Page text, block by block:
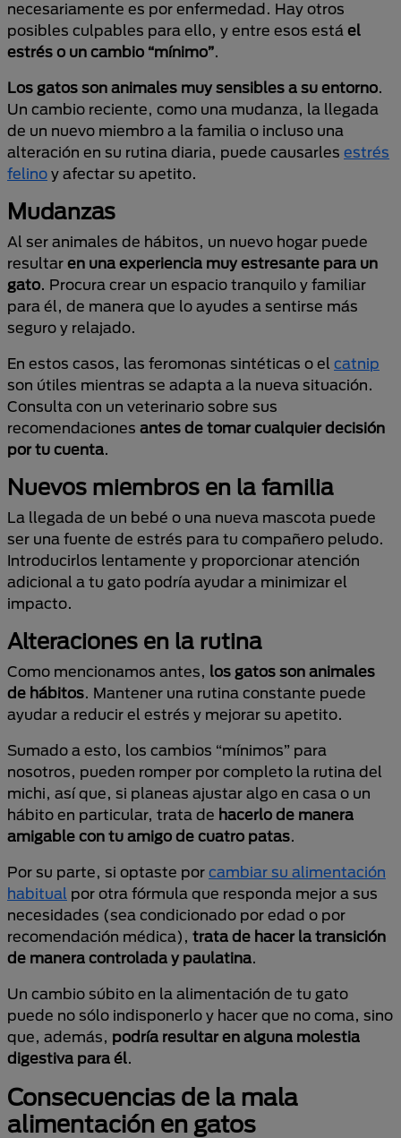
necesariamente es por enfermedad. Hay otros
posibles culpables para ello, y entre esos está el
estrés o un cambio “mínimo”.
Los gatos son animales muy sensibles a su entorno.
Un cambio reciente, como una mudanza, la llegada
de un nuevo miembro a la familia o incluso una
alteración en su rutina diaria, puede causarles estrés
felino y afectar su apetito.
Mudanzas
Al ser animales de hábitos, un nuevo hogar puede
resultar en una experiencia muy estresante para un
gato. Procura crear un espacio tranquilo y familiar
para él, de manera que lo ayudes a sentirse más
seguro y relajado.
En estos casos, las feromonas sintéticas o el catnip
son útiles mientras se adapta a la nueva situación.
Consulta con un veterinario sobre sus
recomendaciones antes de tomar cualquier decisión
por tu cuenta.
Nuevos miembros en la familia
La llegada de un bebé o una nueva mascota puede
ser una fuente de estrés para tu compañero peludo.
Introducirlos lentamente y proporcionar atención
adicional a tu gato podría ayudar a minimizar el
impacto.
Alteraciones en la rutina
Como mencionamos antes, los gatos son animales
de hábitos. Mantener una rutina constante puede
ayudar a reducir el estrés y mejorar su apetito.
Sumado a esto, los cambios “mínimos” para
nosotros, pueden romper por completo la rutina del
michi, así que, si planeas ajustar algo en casa o un
hábito en particular, trata de hacerlo de manera
amigable con tu amigo de cuatro patas.
Por su parte, si optaste por cambiar su alimentación
habitual por otra fórmula que responda mejor a sus
necesidades (sea condicionado por edad o por
recomendación médica), trata de hacer la transición
de manera controlada y paulatina.
Un cambio súbito en la alimentación de tu gato
puede no sólo indisponerlo y hacer que no coma, sino
que, además, podría resultar en alguna molestia
digestiva para él.
Consecuencias de la mala
alimentación en gatos